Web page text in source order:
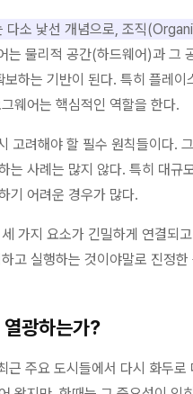
소 낯선 개념으로, 조직
는 물리적 공간(하드웨어)과 그
하는 기반이 된다. 특히 플레
웨어는 핵심적인 역할을 한다.
고려해야 할 필수 원칙들이다.
는 사례는 많지 않다. 특히 대규
기 어려운 경우가 많다.
가지 요소가 긴밀하게 연결되
고 실행하는 것이야말로 진정
광하는가?
주요 도시들에서 다시 화두